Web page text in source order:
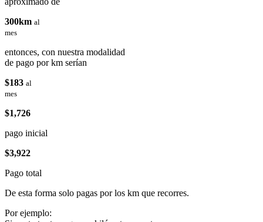
300km al
mes
entonces, con nuestra modalidad
de pago por km serían
$183 al
mes
$1,726
pago inicial
$3,922
Pago total
De esta forma solo pagas por los km que recorres.
Por ejemplo: